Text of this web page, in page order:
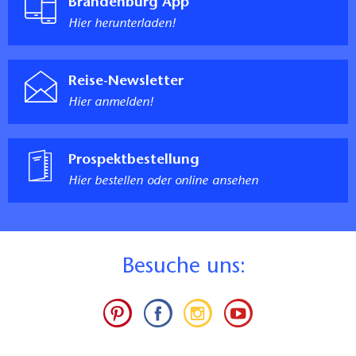
Kopfkissen.
Die Gästezimmer sind mit glattem Bodenbelag
ausgestattet.
Schimmelpilzallergiker
Es wird regelmäßig stoßgelüftet
Kommentar:
-Lüftungsanlage mit Filter für ständiges Be-und
Informationen über weitere für Allergiker und Gäste
mit speziellem Ernährungsbedarf geeignete Angebote
in der Region können zur Verfügung gestellt werden.
Region liegen vor
Erheber (Institution): TMB Tourismus-Marketing
Breite der Bewegungsfläche vor dem Sanitärraum im
Zimmer: >150 cm
Länge der Bewegungsfläche vor dem Durchgang zu
einer Längsseite des Bettes: 52 cm
Breite der Bewegungsfläche vor dem Durchgang zu
einer Längsseite des Bettes: 55 cm
Breite der Bewegungsfläche an dieser Längsseite des
Breite der Bewegungsflächen vor
Einrichtungsgegenständen (z.B. Schrank): 64 cm
Breite des schmalsten Durchgangs innerhalb des
Kücheneinrichtung (falls vorhanden) nicht
Sanitärraum zum Zimmer
Zugang stufenlos
Brandenburg App
Hier herunterladen!
Reise-Newsletter
Hier anmelden!
Prospektbestellung
Hier bestellen oder online ansehen
Besuche uns: